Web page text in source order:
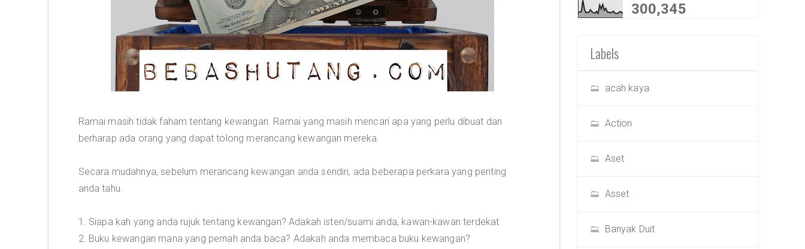
Ramai masih tidak faham tentang kewangan. Ramai yang masih mencari apa yang perlu dibuat dan
berharap ada orang yang dapat tolong merancang kewangan mereka.
Secara mudahnya, sebelum merancang kewangan anda sendiri, ada beberapa perkara yang penting
anda tahu.
1. Siapa kah yang anda rujuk tentang kewangan? Adakah isteri/suami anda, kawan-kawan terdekat
2. Buku kewangan mana yang pernah anda baca? Adakah anda membaca buku kewangan?
300,345
Labels
acah kaya
Action
Aset
Asset
Banyak Duit